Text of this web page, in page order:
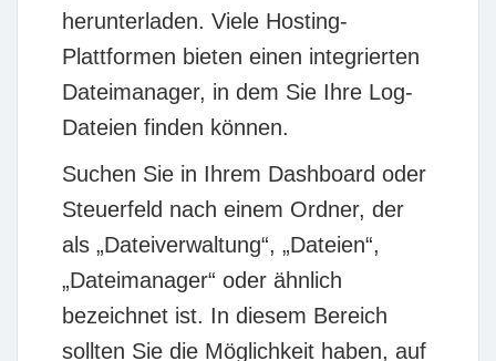
herunterladen. Viele Hosting-
Plattformen bieten einen integrierten
Dateimanager, in dem Sie Ihre Log-
Dateien finden können.
Suchen Sie in Ihrem Dashboard oder
Steuerfeld nach einem Ordner, der
als „Dateiverwaltung“, „Dateien“,
„Dateimanager“ oder ähnlich
bezeichnet ist. In diesem Bereich
sollten Sie die Möglichkeit haben, auf